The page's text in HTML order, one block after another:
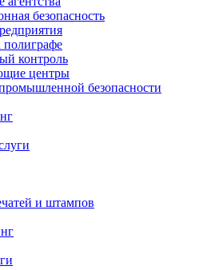
безопасность
контроль
центры
безопасности
и штампов